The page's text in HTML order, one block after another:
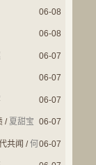
06-08
06-08
06-07
06-07
06-07
06-07
/ 夏甜宝
06-07
共闻 /何